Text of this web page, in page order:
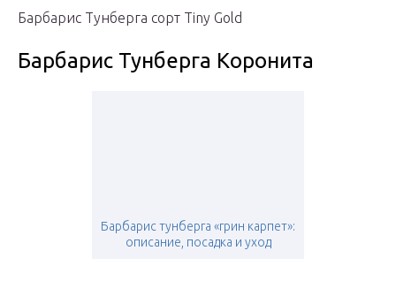
Барбарис Тунберга сорт Tiny Gold
Барбарис Тунберга Коронита
Барбарис тунберга «грин карпет»:
описание, посадка и уход